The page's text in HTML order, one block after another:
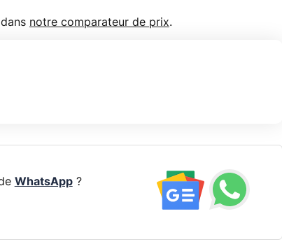
notre comparateur de prix.
WhatsApp?